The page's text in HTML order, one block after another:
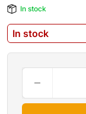
In stock
In stock